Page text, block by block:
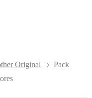
Original
Pack